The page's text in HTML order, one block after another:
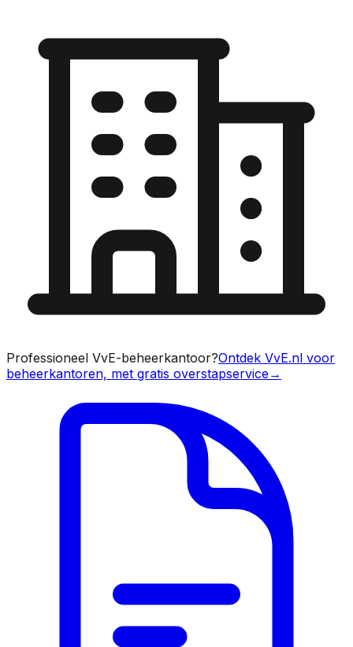
Professioneel VvE-beheerkantoor?Ontdek VvE.nl voor
beheerkantoren, met gratis overstapservice→